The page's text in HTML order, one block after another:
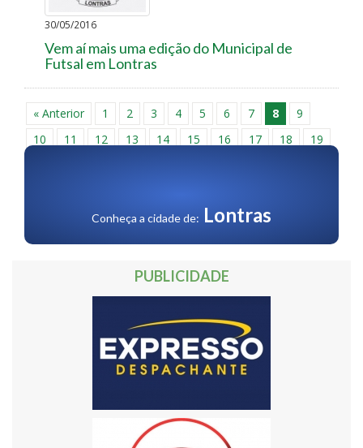
30/05/2016
Vem aí mais uma edição do Municipal de
Futsal em Lontras
« Anterior 1 2 3 4 5 6 7 8
9
10
11 12 13 14 15 16 17 18
19
Conheça a cidade de: Lontras
PUBLICIDADE